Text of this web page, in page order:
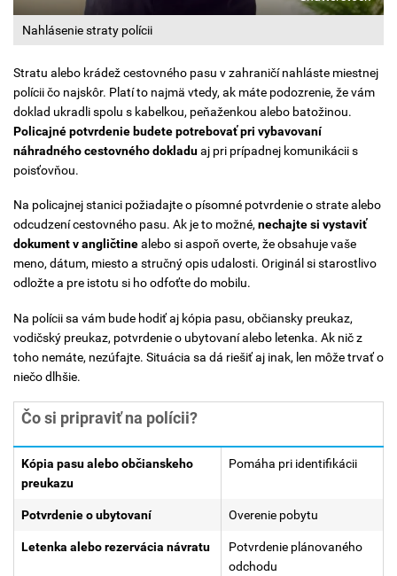
Nahlásenie straty polícii
Stratu alebo krádež cestovného pasu v zahraničí nahláste miestnej
polícii čo najskôr. Platí to najmä vtedy, ak máte podozrenie, že vám
doklad ukradli spolu s kabelkou, peňaženkou alebo batožinou.
Policajné potvrdenie budete potrebovať pri vybavovaní
náhradného cestovného dokladuaj pri prípadnej komunikácii s
poisťovňou.
Na policajnej stanici požiadajte o písomné potvrdenie o strate alebo
odcudzení cestovného pasu. Ak je to možné, nechajte si vystaviť
dokument v angličtinealebo si aspoň overte, že obsahuje vaše
meno, dátum, miesto a stručný opis udalosti. Originál si starostlivo
odložte a pre istotu si ho odfoťte do mobilu.
Na polícii sa vám bude hodiť aj kópia pasu, občiansky preukaz,
vodičský preukaz, potvrdenie o ubytovaní alebo letenka. Ak nič z
toho nemáte, nezúfajte. Situácia sa dá riešiť aj inak, len môže trvať o
niečo dlhšie.
Čo si pripraviť na polícii?
Kópia pasu alebo občianskeho
preukazu
Pomáha pri identifikácii
Potvrdenie o ubytovaní Overenie pobytu
Letenka alebo rezervácia návratu
Potvrdenie plánovaného
odchodu